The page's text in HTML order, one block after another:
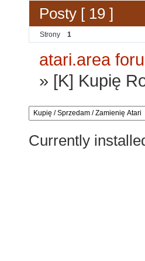
Posty [ 19 ]
Strony 1
atari.area
» [K] Kupię
Currently